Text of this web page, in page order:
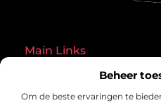
Beheer
Om de beste ervaringen te
Main Links